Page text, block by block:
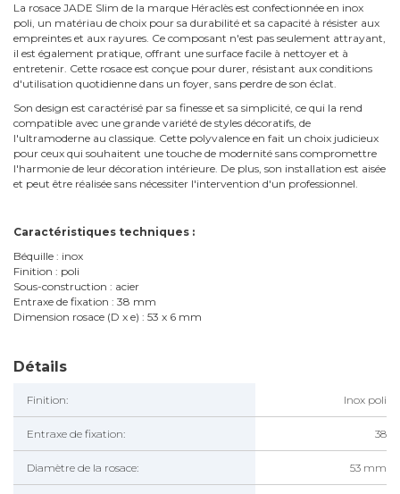
La rosace JADE Slim de la marque Héraclès est confectionnée en inox
poli, un matériau de choix pour sa durabilité et sa capacité à résister aux
empreintes et aux rayures. Ce composant n'est pas seulement attrayant,
il est également pratique, offrant une surface facile à nettoyer et à
entretenir. Cette rosace est conçue pour durer, résistant aux conditions
d'utilisation quotidienne dans un foyer, sans perdre de son éclat.
Son design est caractérisé par sa finesse et sa simplicité, ce qui la rend
compatible avec une grande variété de styles décoratifs, de
l'ultramoderne au classique. Cette polyvalence en fait un choix judicieux
pour ceux qui souhaitent une touche de modernité sans compromettre
l'harmonie de leur décoration intérieure. De plus, son installation est aisée
et peut être réalisée sans nécessiter l'intervention d'un professionnel.
Caractéristiques techniques :
Béquille : inox
Finition : poli
Sous-construction : acier
Entraxe de fixation : 38 mm
Dimension rosace (D x e) : 53 x 6 mm
Détails
Finition: Inox poli
Entraxe de fixation: 38
Diamètre de la rosace: 53 mm